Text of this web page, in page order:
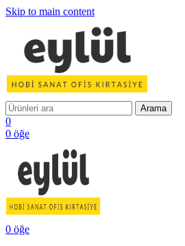
Skip to main content
Arama
0
0 öğe
0 öğe